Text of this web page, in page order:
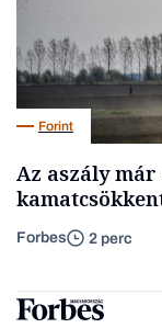
Forint
Az aszály
Forbes 2 perc